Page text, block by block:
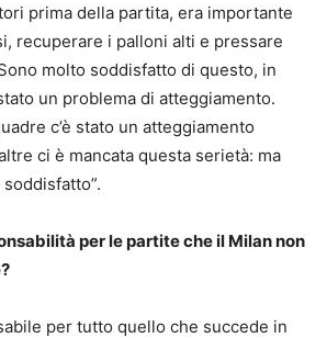
prima della partita, era importante
recuperare i palloni alti e pressare
molto soddisfatto di questo, in
un problema di atteggiamento.
c’è stato un atteggiamento
ci è mancata questa serietà: ma
per le partite che il Milan non
per tutto quello che succede in